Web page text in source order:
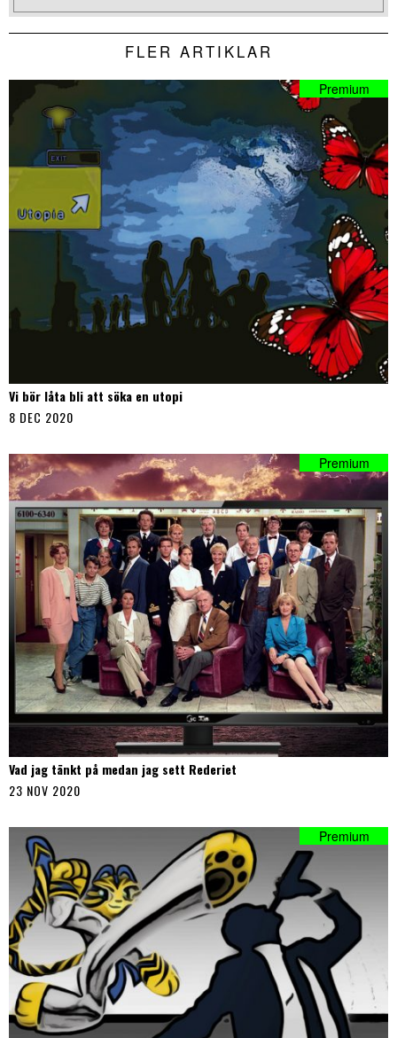
FLER ARTIKLAR
Vi bör låta bli att söka en utopi
8 DEC 2020
Vad jag tänkt på medan jag sett Rederiet
23 NOV 2020